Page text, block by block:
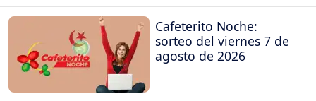
Cafeterito Noche:
sorteo del viernes 7 de
agosto de 2026